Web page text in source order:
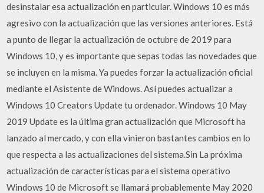
desinstalar esa actualización en particular. Windows 10 es más
agresivo con la actualización que las versiones anteriores. Está
a punto de llegar la actualización de octubre de 2019 para
Windows 10, y es importante que sepas todas las novedades que
se incluyen en la misma. Ya puedes forzar la actualización oficial
mediante el Asistente de Windows. Así puedes actualizar a
Windows 10 Creators Update tu ordenador. Windows 10 May
2019 Update es la última gran actualización que Microsoft ha
lanzado al mercado, y con ella vinieron bastantes cambios en lo
que respecta a las actualizaciones del sistema.Sin La próxima
actualización de características para el sistema operativo
Windows 10 de Microsoft se llamará probablemente May 2020